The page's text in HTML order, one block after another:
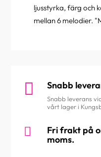
ljusstyrka, färg och
mellan 6 melodier.
 Snabb
Snabb leverans
vårt lager i

Fri frakt på
moms.